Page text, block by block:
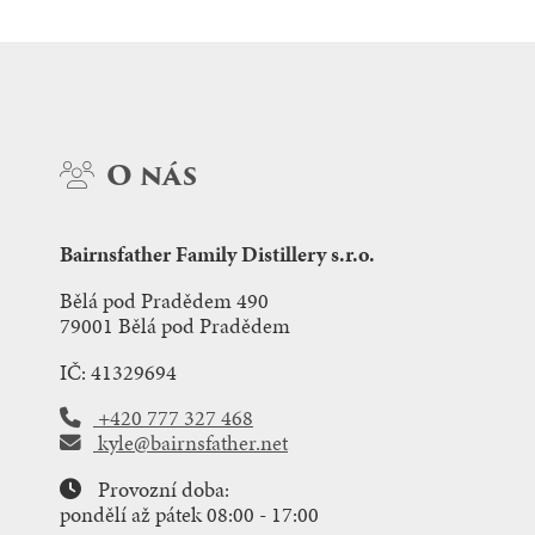
O nás
Bairnsfather Family Distillery s.r.o.
Bělá pod Pradědem 490
79001 Bělá pod Pradědem
IČ: 41329694
+420 777 327 468
kyle@bairnsfather.net
Provozní doba:
pondělí až pátek 08:00 - 17:00